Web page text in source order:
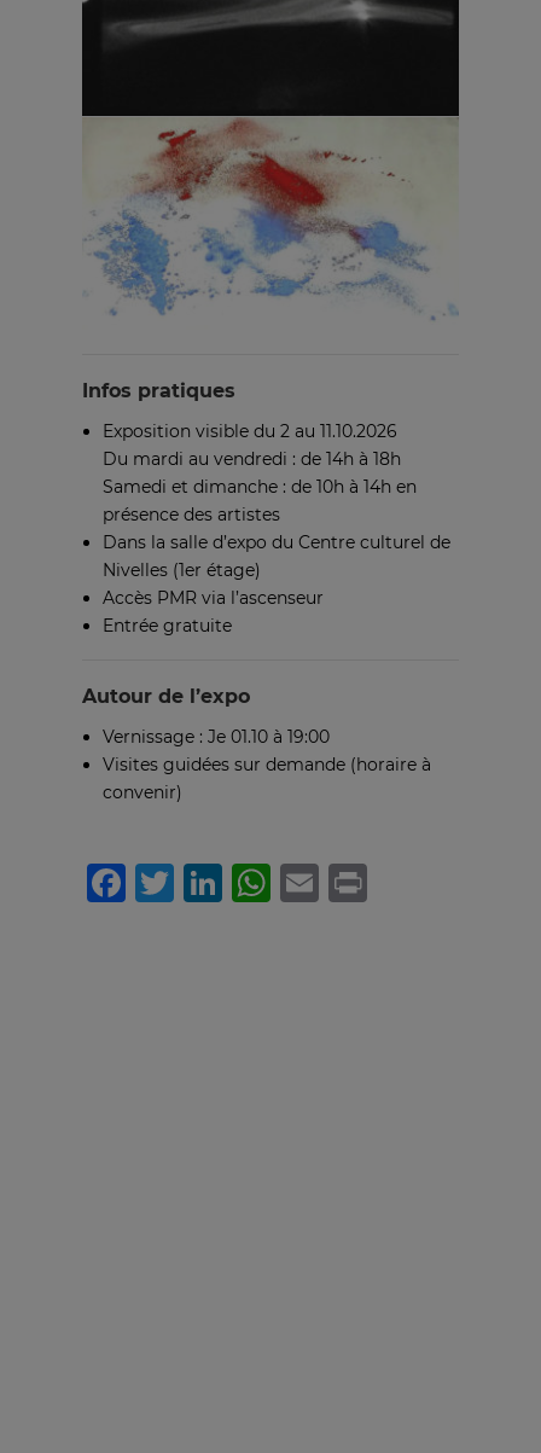
Infos pratiques
Exposition visible du 2 au 11.10.2026
Du mardi au vendredi : de 14h à 18h
Samedi et dimanche : de 10h à 14h en
présence des artistes
Dans la salle d’expo du Centre culturel de
Nivelles (1er étage)
Accès PMR via l’ascenseur
Entrée gratuite
Autour de l’expo
Vernissage : Je 01.10 à 19:00
Visites guidées sur demande (horaire à
convenir)
Facebook
Twitter
LinkedIn
WhatsApp
Email